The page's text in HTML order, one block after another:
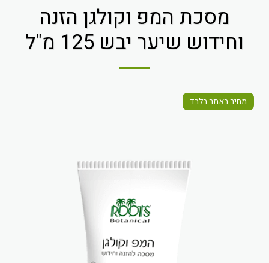
מסכת המפ וקולגן הזנה
וחידוש שיער יבש 125 מ"ל
מחיר באתר בלבד